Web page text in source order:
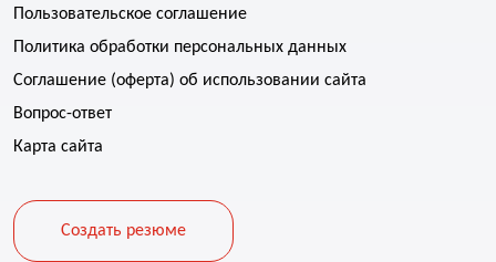
Пользовательское соглашение
Политика обработки персональных данных
Соглашение (оферта) об использовании сайта
Вопрос-ответ
Карта сайта
Создать резюме